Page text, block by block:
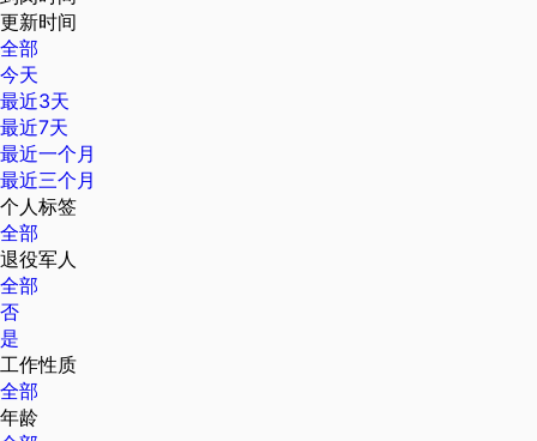
更新时间
全部
今天
最近3天
最近7天
最近一个月
最近三个月
个人标签
全部
退役军人
全部
否
是
工作性质
全部
年龄